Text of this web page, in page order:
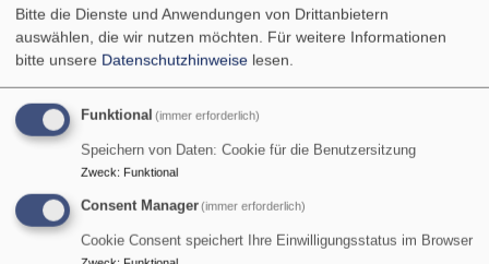
Bitte die Dienste und Anwendungen von Drittanbietern
auswählen, die wir nutzen möchten. Für weitere Informationen
bitte unsere Datenschutzhinweise lesen.
Funktional (immer erforderlich)
Speichern von Daten: Cookie für die Benutzersitzung
Zweck: Funktional
Consent Manager(immer erforderlich)
Cookie Consent speichert Ihre Einwilligungsstatus im Browser